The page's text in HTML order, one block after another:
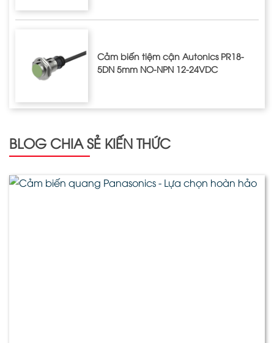
Cảm biến tiệm cận Autonics PR18-
5DN 5mm NO-NPN 12-24VDC
BLOG CHIA SẺ KIẾN THỨC